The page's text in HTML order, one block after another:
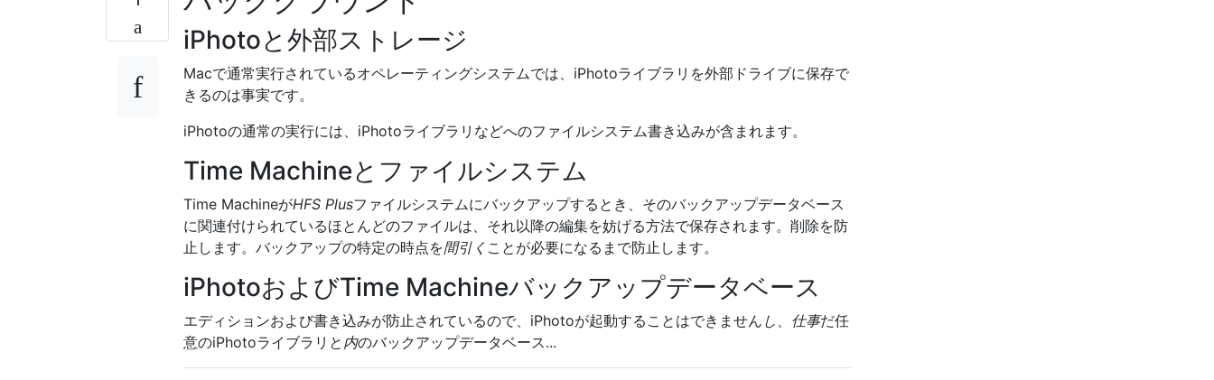
iPhotoと外部ストレージ
Macで通常実行されているオペレーティングシステムでは、iPhotoライブラリを外部ドライブに保存で
きるのは事実です。
iPhotoの通常の実行には、iPhotoライブラリなどへのファイルシステム書き込みが含まれます。
Time Machineとファイルシステム
Time MachineがHFS Plusファイルシステムにバックアップするとき、そのバックアップデータベース
に関連付けられているほとんどのファイルは、それ以降の編集を妨げる方法で保存されます。削除を防
止します。バックアップの特定の時点を間引く ことが必要になるまで防止します。
iPhotoおよびTime Machineバックアップデータベース
エディションおよび書き込みが防止されているので、iPhotoが起動することはできません し、仕事だ任
意のiPhotoライブラリと 内のバックアップデータベース...